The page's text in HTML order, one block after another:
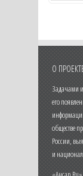
О
Задачами
его
обществе
России,
и